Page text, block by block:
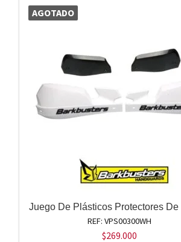
AGOTADO
Juego De Plásticos Protectores De
REF: VPS00300WH
$269.000